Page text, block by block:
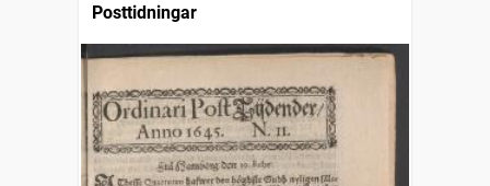
Posttidningar